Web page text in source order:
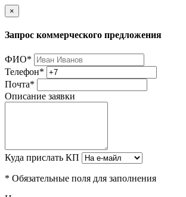
×
Запрос коммерческого предложения
ФИО*
Телефон*
Почта*
Описание заявки
Куда прислать КП
* Обязательные поля для заполнения